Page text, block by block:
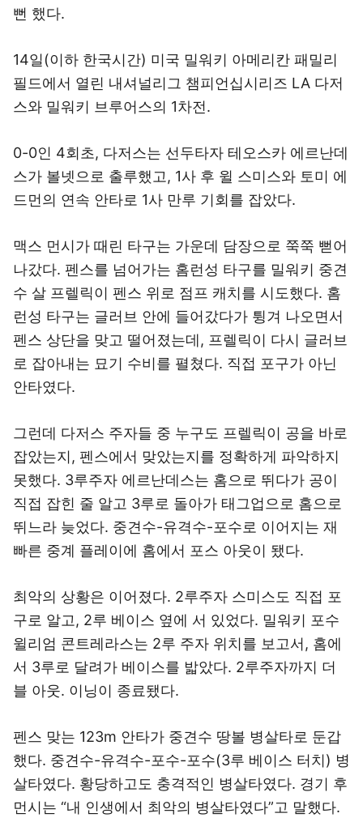
뻔 했다.
14일(이하 한국시간) 미국 밀워키 아메리칸 패밀리
필드에서 열린 내셔널리그 챔피언십시리즈 LA 다저
스와 밀워키 브루어스의 1차전.
0-0인 4회초, 다저스는 선두타자 테오스카 에르난데
스가 볼넷으로 출루했고, 1사 후 윌 스미스와 토미 에
드먼의 연속 안타로 1사 만루 기회를 잡았다.
맥스 먼시가 때린 타구는 가운데 담장으로 쭉쭉 뻗어
나갔다. 펜스를 넘어가는 홈런성 타구를 밀워키 중견
수 살 프렐릭이 펜스 위로 점프 캐치를 시도했다. 홈
런성 타구는 글러브 안에 들어갔다가 튕겨 나오면서
펜스 상단을 맞고 떨어졌는데, 프렐릭이 다시 글러브
로 잡아내는 묘기 수비를 펼쳤다. 직접 포구가 아닌
안타였다.
그런데 다저스 주자들 중 누구도 프렐릭이 공을 바로
잡았는지, 펜스에서 맞았는지를 정확하게 파악하지
못했다. 3루주자 에르난데스는 홈으로 뛰다가 공이
직접 잡힌 줄 알고 3루로 돌아가 태그업으로 홈으로
뛰느라 늦었다. 중견수-유격수-포수로 이어지는 재
빠른 중계 플레이에 홈에서 포스 아웃이 됐다.
최악의 상황은 이어졌다. 2루주자 스미스도 직접 포
구로 알고, 2루 베이스 옆에 서 있었다. 밀워키 포수
윌리엄 콘트레라스는 2루 주자 위치를 보고서, 홈에
서 3루로 달려가 베이스를 밟았다. 2루주자까지 더
블 아웃. 이닝이 종료됐다.
펜스 맞는 123m 안타가 중견수 땅볼 병살타로 둔갑
했다. 중견수-유격수-포수-포수(3루 베이스 터치) 병
살타였다. 황당하고도 충격적인 병살타였다. 경기 후
먼시는 “내 인생에서 최악의 병살타였다”고 말했다.